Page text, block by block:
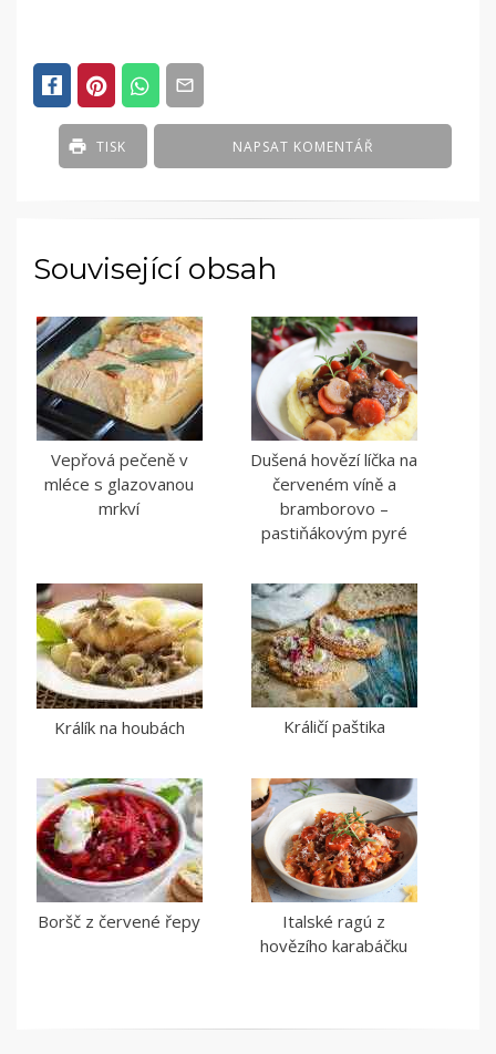
NAPSAT KOMENTÁŘ
TISK
Související obsah
Vepřová pečeně v
mléce s glazovanou
mrkví
Dušená hovězí líčka na
červeném víně a
bramborovo –
pastiňákovým pyré
Králík na houbách Králičí paštika
Boršč z červené řepy
Italské ragú z
hovězího karabáčku